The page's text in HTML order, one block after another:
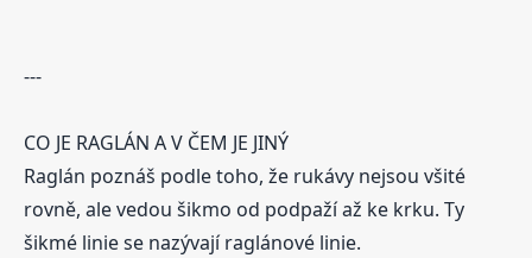
---
CO JE RAGLÁN A V ČEM JE JINÝ
Raglán poznáš podle toho, že rukávy nejsou všité
rovně, ale vedou šikmo od podpaží až ke krku. Ty
šikmé linie se nazývají raglánové linie.